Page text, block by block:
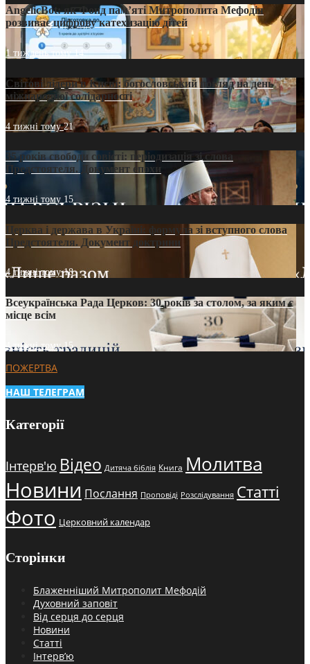
AngelicBot: як Фонд пам’яті Митрополита Мефодія
розвиває цифрову катехизацію дітей
1 тиждень тому14
Світові лідери в Києві: богословський погляд на день
міжнародної солідарності
4 тижні тому21
35 років свободи совісті: періодизація зі слова
Предстоятеля. Документ епохи
4 тижні тому 15
Церква і держава в Україні: формула зі вступного слова
Предстоятеля. Документ доктрини
4 тижні тому18
Всеукраїнська Рада Церков: 30 років за столом, за яким є
місце всім
4 тижні тому15
ПОЖЕРТВА
НАШ ТЕЛЕГРАМ
Категорії
Інтерв'ю Відео Дитяча біблія Книга Молитва
Новини Послання Проповіді Розслідування Статті
Фото Церковний календар
Сторінки
Блаженніший Митрополит Мефодій
Духовний заповіт
Від серця до серця
Новини
Статті
Інтерв’ю